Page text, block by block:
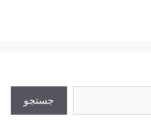
جستجو